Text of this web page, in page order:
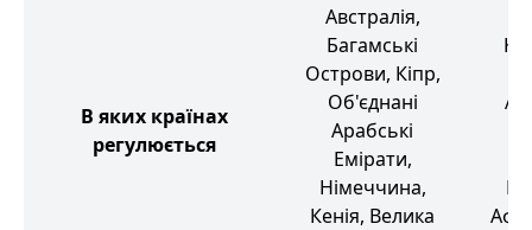
В яких країнах
регулюється
Австралія,
Багамські
Острови, Кіпр,
Об'єднані
Арабські
Емірати,
Німеччина,
Кенія, Велика